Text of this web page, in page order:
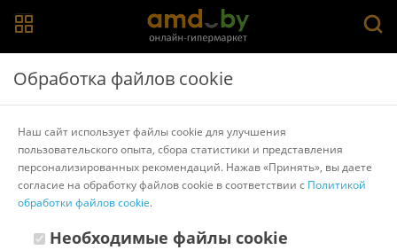
Главная > Каталог товаров
Принадлежности для мытья,
сушки, хранения посуды
> Gerhans
Дозатор для моющего средства Gerhans KK50403-
25
Другие товары Gerhans
Обработка файлов cookie
Наш сайт использует файлы cookie для улучшения
пользовательского опыта, сбора статистики и представления
персонализированных рекомендаций. Нажав «Принять», вы даете
согласие на обработку файлов cookie в соответствии с Политикой
обработки файлов cookie.
Необходимые файлы cookie